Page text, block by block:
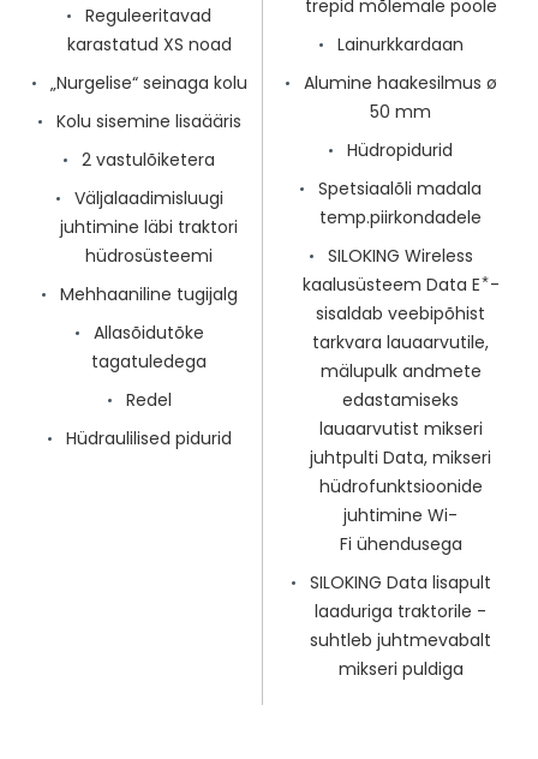
Reguleeritavad
karastatud XS noad
„Nurgelise“ seinaga kolu
Kolu sisemine lisaääris
2 vastulõiketera
Väljalaadimisluugi
juhtimine läbi traktori
hüdrosüsteemi
Mehhaaniline tugijalg
Allasõidutõke
tagatuledega
Redel
Hüdraulilised pidurid
trepid mõlemale poole
Lainurkkardaan
Alumine haakesilmus ø
50 mm
Hüdropidurid
Spetsiaalõli madala
temp.piirkondadele
SILOKING Wireless
kaalusüsteem Data E ⃰ -
sisaldab veebipõhist
tarkvara lauaarvutile,
mälupulk andmete
edastamiseks
lauaarvutist mikseri
juhtpulti Data, mikseri
hüdrofunktsioonide
juhtimine Wi-
Fi ühendusega
SILOKING Data lisapult
laaduriga traktorile -
suhtleb juhtmevabalt
mikseri puldiga